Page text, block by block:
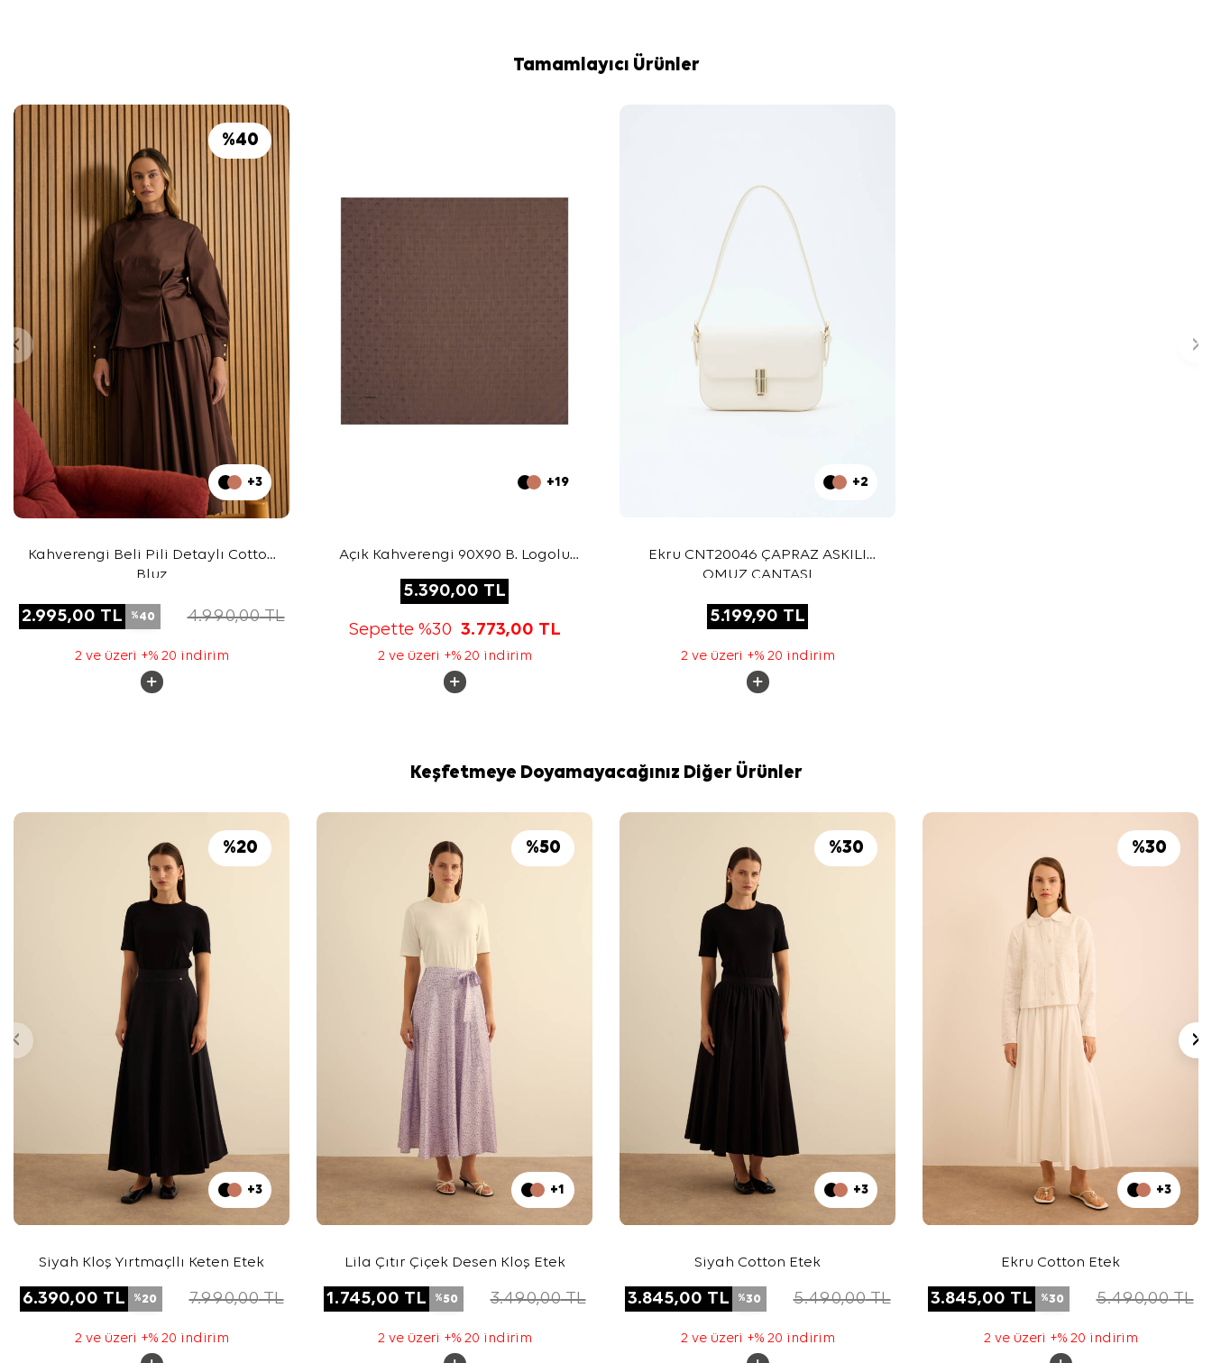
Tamamlayıcı Ürünler
%40
+3
Kahverengi Beli Pili Detaylı Cotton
Bluz
2.995,00 TL %40 4.990,00TL
2 ve üzeri +% 20 indirim
+19
Açık Kahverengi 90X90 B. Logolu
5.390,00 TL
Sepette %30 3.773,00 TL
2 ve üzeri +% 20 indirim
+2
Ekru CNT20046 ÇAPRAZ ASKILI
OMUZ ÇANTASI
5.199,90 TL
2 ve üzeri +% 20 indirim
Keşfetmeye Doyamayacağınız Diğer Ürünler
%20
+3
Siyah Kloş Yırtmaçllı Keten Etek
6.390,00 TL %20 7.990,00TL
2 ve üzeri +% 20 indirim
%50
+1
Lila Çıtır Çiçek Desen Kloş Etek
1.745,00 TL %50 3.490,00TL
2 ve üzeri +% 20 indirim
%30
+3
Siyah Cotton Etek
3.845,00 TL %30 5.490,00TL
2 ve üzeri +% 20 indirim
%30
+3
Ekru Cotton Etek
3.845,00 TL %30 5.490,00TL
2 ve üzeri +% 20 indirim